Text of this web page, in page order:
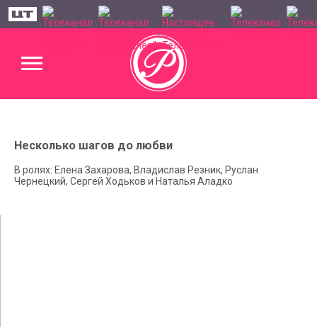
Несколько шагов до любви
В ролях: Елена Захарова, Владислав Резник, Руслан
Чернецкий, Сергей Ходьков и Наталья Аладко